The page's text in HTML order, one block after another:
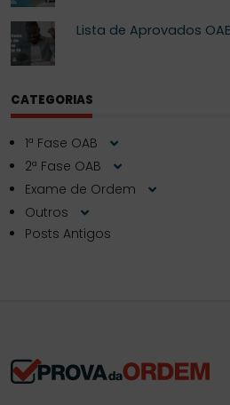
Lista de Aprovados
CATEGORIAS
1ª Fase OAB
2ª Fase OAB
Exame de Ordem
Outros
Posts Antigos